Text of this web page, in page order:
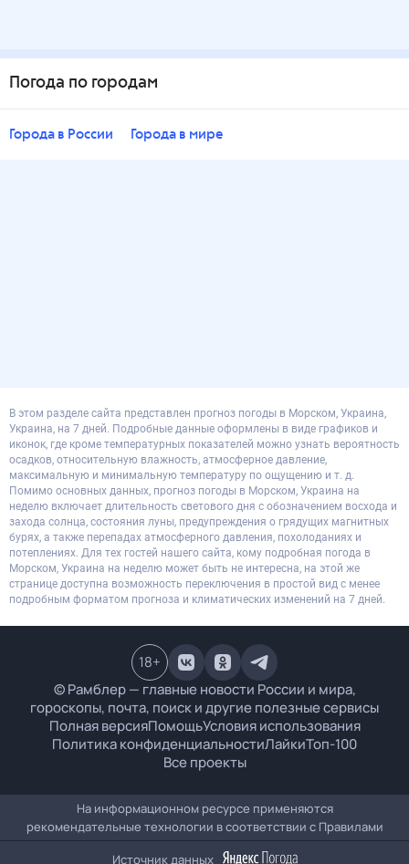
Погода по городам
Города в России Города в мире
В этом разделе сайта представлен прогноз погоды в Морском, Украина,
Украина, на 7 дней. Подробные данные оформлены в виде графиков и
иконок, где кроме температурных показателей можно узнать вероятность
осадков, относительную влажность, атмосферное давление,
максимальную и минимальную температуру по ощущению и т. д.
Помимо основных данных, прогноз погоды в Морском, Украина на
неделю включает длительность светового дня с обозначением восхода и
захода солнца, состояния луны, предупреждения о грядущих магнитных
бурях, а также перепадах атмосферного давления, похолоданиях и
потеплениях. Для тех гостей нашего сайта, кому подробная погода в
Морском, Украина на неделю может быть не интересна, на этой же
странице доступна возможность переключения в простой вид с менее
подробным форматом прогноза и климатических изменений на 7 дней.
© Рамблер — главные новости России и мира,
гороскопы, почта, поиск и другие полезные сервисы
Полная версияПомощьУсловия использования
Политика конфиденциальностиЛайкиТоп-100
Все проекты
18+
На информационном ресурсе применяются
рекомендательные технологии в соответствии с Правилами
Источник данных